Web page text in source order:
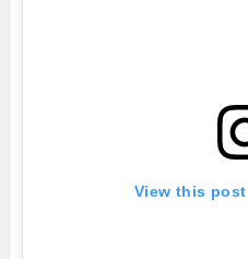
View this